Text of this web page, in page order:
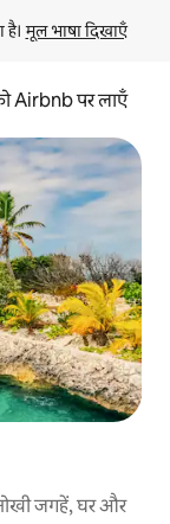
है। मूल भाषा दिखाएँ
Airbnb पर लाएँ
जगहें, घर और